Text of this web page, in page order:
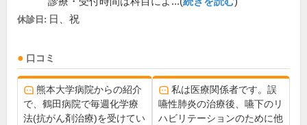
休診日: 日、祝
口コミ
熊本大学病院からの紹介
で、鶴田病院で毎週化学療
法(抗がん剤治療)を受けてい
私は医療関係者です。誤
嚥性肺炎の治療後、嚥下のリ
ハビリテーションのために他